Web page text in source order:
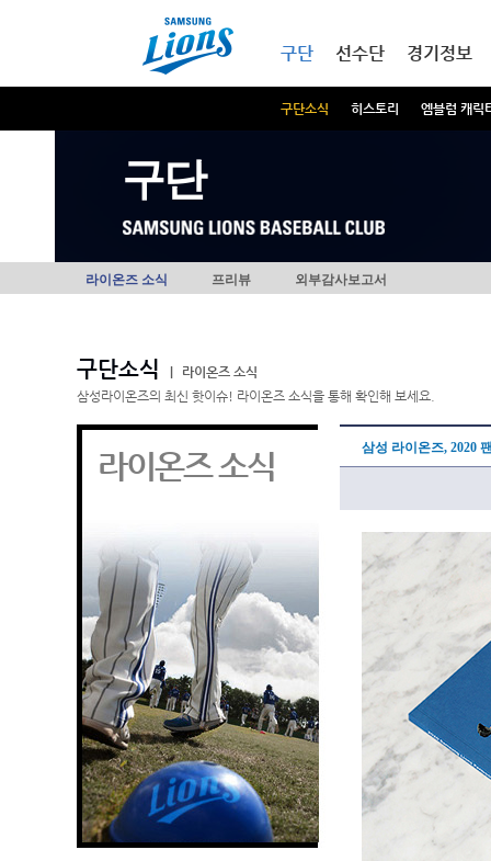
구단
구단소식 히스토리 엠블럼 캐릭
선수단 경기정보
구단
라이온즈 소식 프리뷰 외부감사보고서
구단소식
라이온즈 소식
삼성라이온즈의 최신 핫이슈! 라이온즈 소식을 통해 확인해 보세요.
라이온즈 소식 삼성 라이온즈, 2020